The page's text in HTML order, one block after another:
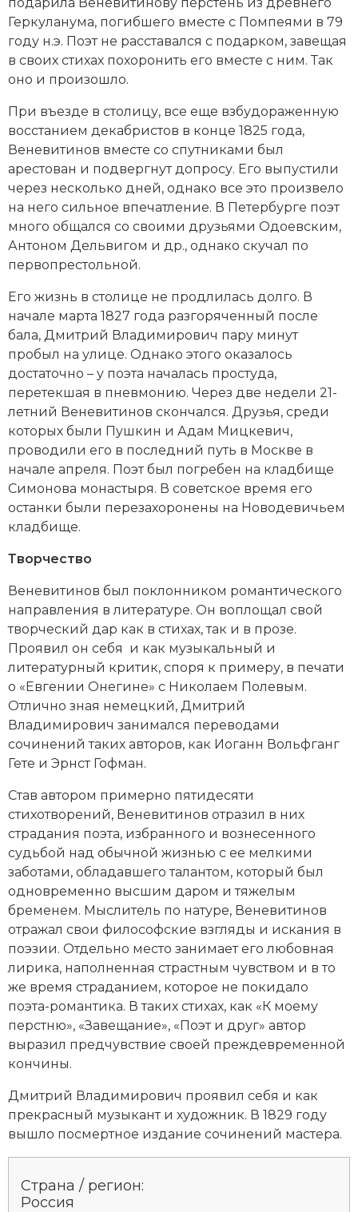
Геркуланума, погибшего вместе с Помпеями в 79
году н.э. Поэт не расставался с подарком, завещая
в своих стихах похоронить его вместе с ним. Так
оно и произошло.
При въезде в столицу, все еще взбудораженную
восстанием декабристов в конце 1825 года,
Веневитинов вместе со спутниками был
арестован и подвергнут допросу. Его выпустили
через несколько дней, однако все это произвело
на него сильное впечатление. В Петербурге поэт
много общался со своими друзьями Одоевским,
Антоном Дельвигом и др., однако скучал по
первопрестольной.
Его жизнь в столице не продлилась долго. В
начале марта 1827 года разгоряченный после
бала, Дмитрий Владимирович пару минут
пробыл на улице. Однако этого оказалось
достаточно – у поэта началась простуда,
перетекшая в пневмонию. Через две недели 21-
летний Веневитинов скончался. Друзья, среди
которых были Пушкин и Адам Мицкевич,
проводили его в последний путь в Москве в
начале апреля. Поэт был погребен на кладбище
Симонова монастыря. В советское время его
останки были перезахоронены на Новодевичьем
кладбище.
Творчество
Веневитинов был поклонником романтического
направления в литературе. Он воплощал свой
творческий дар как в стихах, так и в прозе.
Проявил он себя и как музыкальный и
литературный критик, споря к примеру, в печати
о «Евгении Онегине» с Николаем Полевым.
Отлично зная немецкий, Дмитрий
Владимирович занимался переводами
сочинений таких авторов, как Иоганн Вольфганг
Гете и Эрнст Гофман.
Став автором примерно пятидесяти
стихотворений, Веневитинов отразил в них
страдания поэта, избранного и вознесенного
судьбой над обычной жизнью с ее мелкими
заботами, обладавшего талантом, который был
одновременно высшим даром и тяжелым
бременем. Мыслитель по натуре, Веневитинов
отражал свои философские взгляды и искания в
поэзии. Отдельно место занимает его любовная
лирика, наполненная страстным чувством и в то
же время страданием, которое не покидало
поэта-романтика. В таких стихах, как «К моему
перстню», «Завещание», «Поэт и друг» автор
выразил предчувствие своей преждевременной
кончины.
Дмитрий Владимирович проявил себя и как
прекрасный музыкант и художник. В 1829 году
вышло посмертное издание сочинений мастера.
Страна / регион:
Россия